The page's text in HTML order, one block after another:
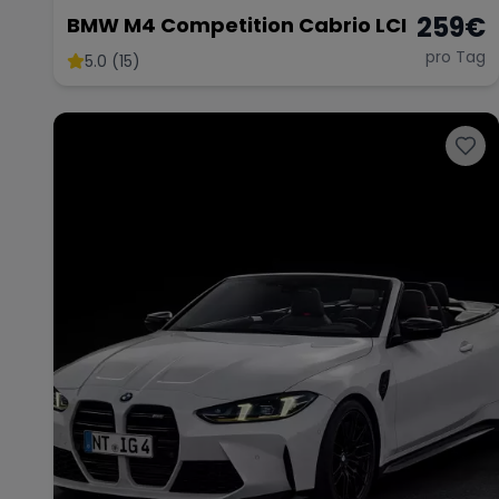
BMW M4 Competition Cabrio LCI
5.0 (15)
259€
pro Tag